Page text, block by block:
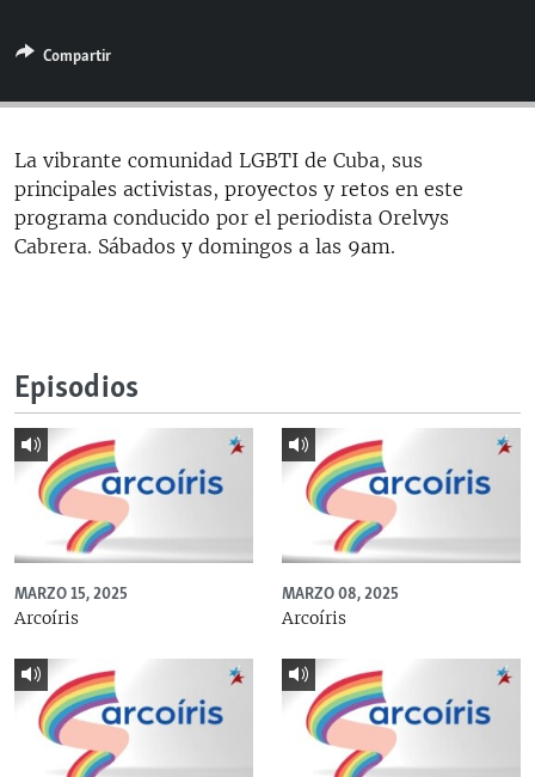
ESPECIALES
ESPECIALES
LA REALIDAD DE LA VIVIENDA EN CUBA
SER VIEJO EN CUBA
KENTU-CUBANO
MULTIMEDIA
EDITORIALES
SÍGUENOS
Compartir
La vibrante comunidad LGBTI de Cuba, sus
principales activistas, proyectos y retos en este
programa conducido por el periodista Orelvys
Cabrera. Sábados y domingos a las 9am.
Episodios
MARZO 15, 2025
Arcoíris
MARZO 08, 2025
Arcoíris